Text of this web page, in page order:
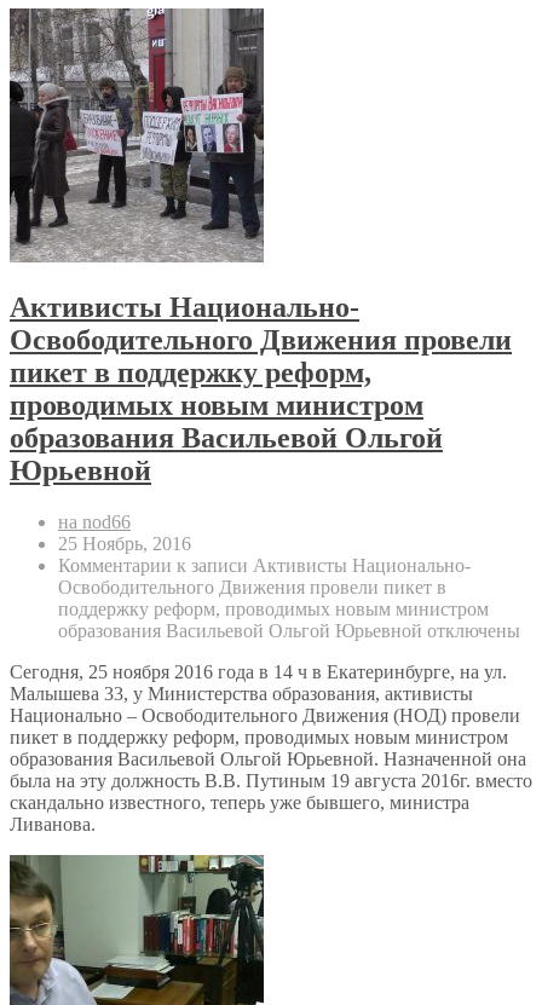
Активисты Национально-
Освободительного Движения провели
пикет в поддержку реформ,
проводимых новым министром
образования Васильевой Ольгой
Юрьевной
на nod66
25 Ноябрь, 2016
Комментарии к записи Активисты Национально-
Освободительного Движения провели пикет в
поддержку реформ, проводимых новым министром
образования Васильевой Ольгой Юрьевной отключены
Сегодня, 25 ноября 2016 года в 14 ч в Екатеринбурге, на ул.
Малышева 33, у Министерства образования, активисты
Национально – Освободительного Движения (НОД) провели
пикет в поддержку реформ, проводимых новым министром
образования Васильевой Ольгой Юрьевной. Назначенной она
была на эту должность В.В. Путиным 19 августа 2016г. вместо
скандально известного, теперь уже бывшего, министра
Ливанова.